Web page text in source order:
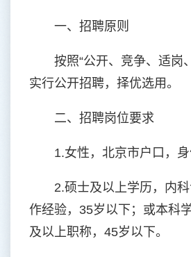
一、招聘原则
按照“公开、竞争、适岗
实行公开招聘，择优选用。
二、招聘岗位要求
1.女性，北京市户口，身
2.硕士及以上学历，内
作经验，35岁以下；或本科
及以上职称，45岁以下。